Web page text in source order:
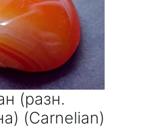
(разн.
(Carnelian)